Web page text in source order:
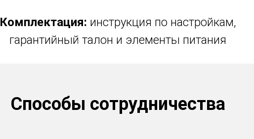
Комплектация: инструкция по настройкам,
гарантийный талон и элементы питания
Способы сотрудничества